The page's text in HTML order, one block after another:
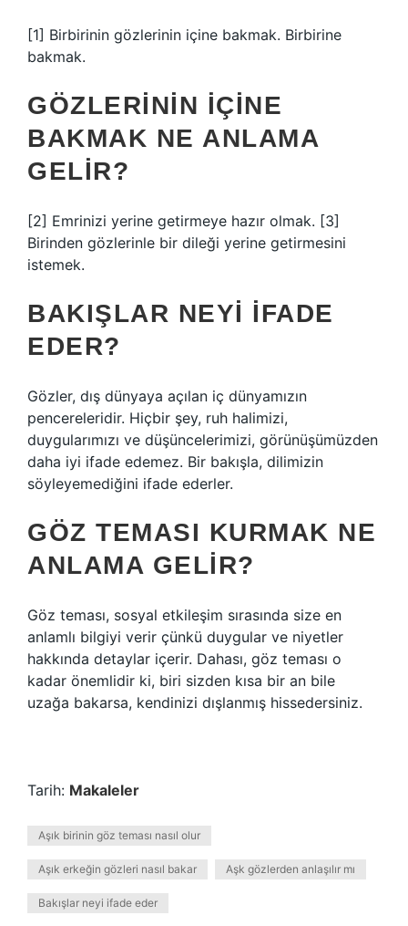
[1] Birbirinin gözlerinin içine bakmak. Birbirine
bakmak.
GÖZLERININ IÇINE
BAKMAK NE ANLAMA
GELIR?
[2] Emrinizi yerine getirmeye hazır olmak. [3]
Birinden gözlerinle bir dileği yerine getirmesini
istemek.
BAKIŞLAR NEYI IFADE
EDER?
Gözler, dış dünyaya açılan iç dünyamızın
pencereleridir. Hiçbir şey, ruh halimizi,
duygularımızı ve düşüncelerimizi, görünüşümüzden
daha iyi ifade edemez. Bir bakışla, dilimizin
söyleyemediğini ifade ederler.
GÖZ TEMASI KURMAK NE
ANLAMA GELIR?
Göz teması, sosyal etkileşim sırasında size en
anlamlı bilgiyi verir çünkü duygular ve niyetler
hakkında detaylar içerir. Dahası, göz teması o
kadar önemlidir ki, biri sizden kısa bir an bile
uzağa bakarsa, kendinizi dışlanmış hissedersiniz.
Tarih: Makaleler
Aşık birinin göz teması nasıl olur
Aşık erkeğin gözleri nasıl bakar Aşk gözlerden anlaşılır mı
Bakışlar neyi ifade eder